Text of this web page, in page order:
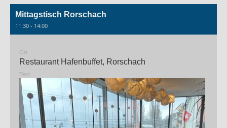
Mittagstisch Rorschach
11:30 - 14:00
Ort
Restaurant Hafenbuffet, Rorschach
Text